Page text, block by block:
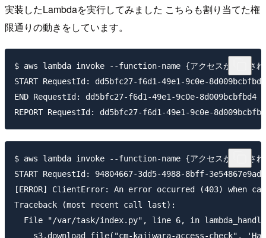
実装したLambdaを実行してみました こちらも割り当てた権
限通りの動きをしています。
$ aws lambda invoke --function-name {アクセスが許可
START RequestId: dd5bfc27-f6d1-49e1-9c0e-
END RequestId: dd5bfc27-f6d1-49e1-9c0e-8d009bcbfbd4
$ aws lambda invoke --function-name {アクセスが許可
START RequestId: 94804667-3dd5-4988-8bff-
[ERROR] ClientError: An error occurred (403) when
Traceback (most recent call last):
File "/var/task/index.py", line 6, in
s3.download_file("cm-kajiwara-access-check",